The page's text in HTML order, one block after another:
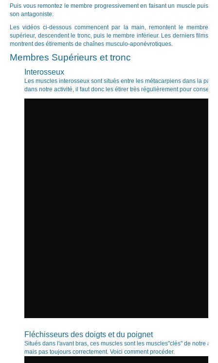
Puis vous remontez le membre progressivement en faisant un muscle puis
son antagoniste.
Les vidéos ci-dessous commencent par la main, remontent le membre
supérieur, descendent le tronc, puis le membre inférieur. Les derniers films
montrent des étirements de chaînes musculo-aponévrotiques.
Membres Supérieurs et tronc
Interosseux
Les muscles interosseux sont situés entre les métacarpiens dans la
dans notre activité, il faut donc les étirer très régulièrement pour
Fléchisseurs des doigts et du poignet
Situés dans l'avant bras, ces muscles sont les muscles"clés" de notre
mais pas toujours correctement. Voici comment procéder.